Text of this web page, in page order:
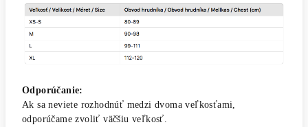
Odporúčanie:
Ak sa neviete rozhodnúť medzi dvoma veľkosťami,
odporúčame zvoliť väčšiu veľkosť.